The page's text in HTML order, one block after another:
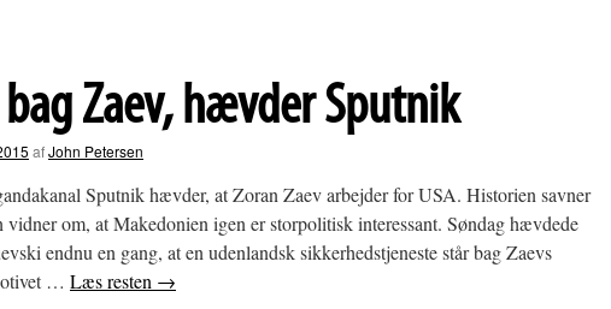
bag Zaev, hævder Sputnik
afJohn Petersen
Sputnik hævder, at Zoran Zaev arbejder for USA. Historien savner
vidner om, at Makedonien igen er storpolitisk interessant. Søndag hævdede
endnu en gang, at en udenlandsk sikkerhedstjeneste står bag Zaevs
… Læs resten →